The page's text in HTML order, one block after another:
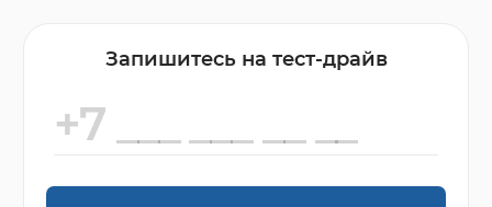
Запишитесь на тест-драйв